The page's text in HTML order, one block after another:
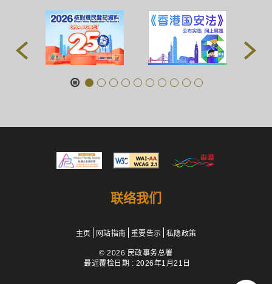
联络我们
主页 网站指南 重要告示 私隐政策
© 2026 民政事务总署
最近覆检日期 : 2026年1月21日